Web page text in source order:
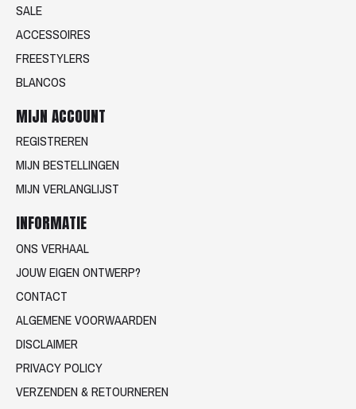
SALE
ACCESSOIRES
FREESTYLERS
BLANCOS
MIJN ACCOUNT
REGISTREREN
MIJN BESTELLINGEN
MIJN VERLANGLIJST
INFORMATIE
ONS VERHAAL
JOUW EIGEN ONTWERP?
CONTACT
ALGEMENE VOORWAARDEN
DISCLAIMER
PRIVACY POLICY
VERZENDEN & RETOURNEREN